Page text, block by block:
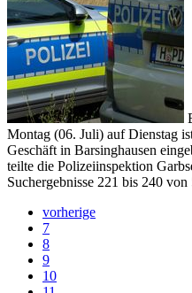
Montag (06. Juli) auf Dienstag
Geschäft in Barsinghausen
teilte die Polizeiinspektion
Suchergebnisse 221 bis 240 von
vorherige
7
8
9
10